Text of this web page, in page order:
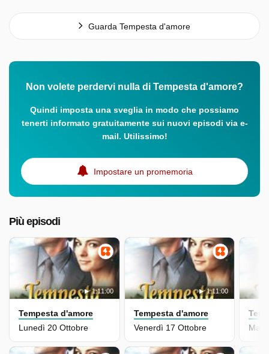
Guarda Tempesta d'amore
Non volete perdervi nulla di Tempesta d'amore?
Quindi imposta una sveglia in modo che possiamo
tenerti informato gratuitamente sui nuovi episodi via e-
mail. Utilissimo!
Impostare un promemoria
Più episodi
1:11:00
Tempesta d'amore
Lunedì 20 Ottobre
1:11:00
Tempesta d'amore
Venerdì 17 Ottobre